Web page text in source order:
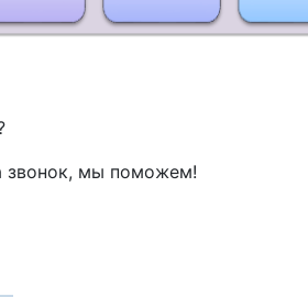
звонок, мы поможем!